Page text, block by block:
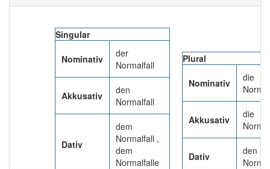
Singular
Nominativ
der
Normalfall
Akkusativ
den
Normalfall
Dativ
dem
Normalfall ,
dem
Normalfalle
Plural
Nominativ
die
Akkusativ
die
Dativ
den